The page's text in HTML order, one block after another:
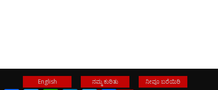
English ನಮ್ಮ ಕುರಿತು
ನೀವೂ ಬರೆಯಿರಿ